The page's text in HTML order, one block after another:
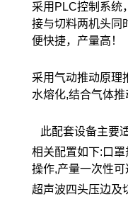
采用PLC控制系统
接与切料两机头同
便快捷，产量高！
采用气动推动原理
水熔化,结合气体
此配套设备主要
相关配置如下:口
操作,产量一次性可
超声波四头压边及